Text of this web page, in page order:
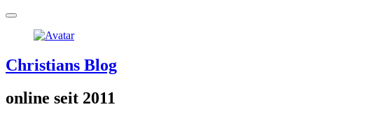
Christians Blog
online seit 2011